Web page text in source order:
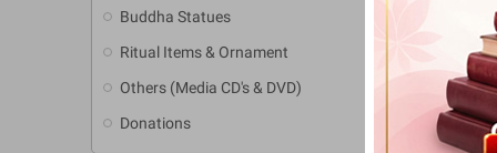
Buddha Statues
Ritual Items & Ornament
Others (Media CD's & DVD)
Donations